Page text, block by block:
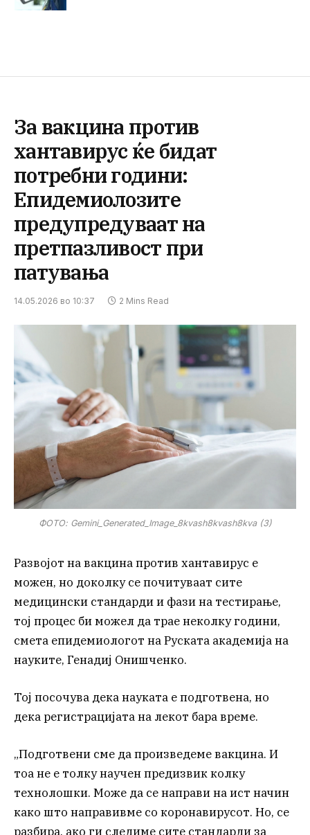
За вакцина против
хантавирус ќе бидат
потребни години:
Епидемиолозите
предупредуваат на
претпазливост при
патувања
14.05.2026 во 10:37 2 Mins Read
ФОТО: Gemini_Generated_Image_8kvash8kvash8kva (3)
Развојот на вакцина против хантавирус е
можен, но доколку се почитуваат сите
медицински стандарди и фази на тестирање,
тој процес би можел да трае неколку години,
смета епидемиологот на Руската академија на
науките, Генадиј Онишченко.
Тој посочува дека науката е подготвена, но
дека регистрацијата на лекот бара време.
„Подготвени сме да произведеме вакцина. И
тоа не е толку научен предизвик колку
технолошки. Може да се направи на ист начин
како што направивме со коронавирусот. Но, се
разбира, ако ги следиме сите стандарди за